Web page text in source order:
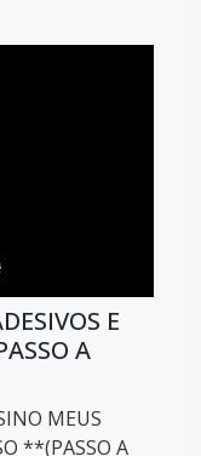
E
A
MEUS
**(PASSO A